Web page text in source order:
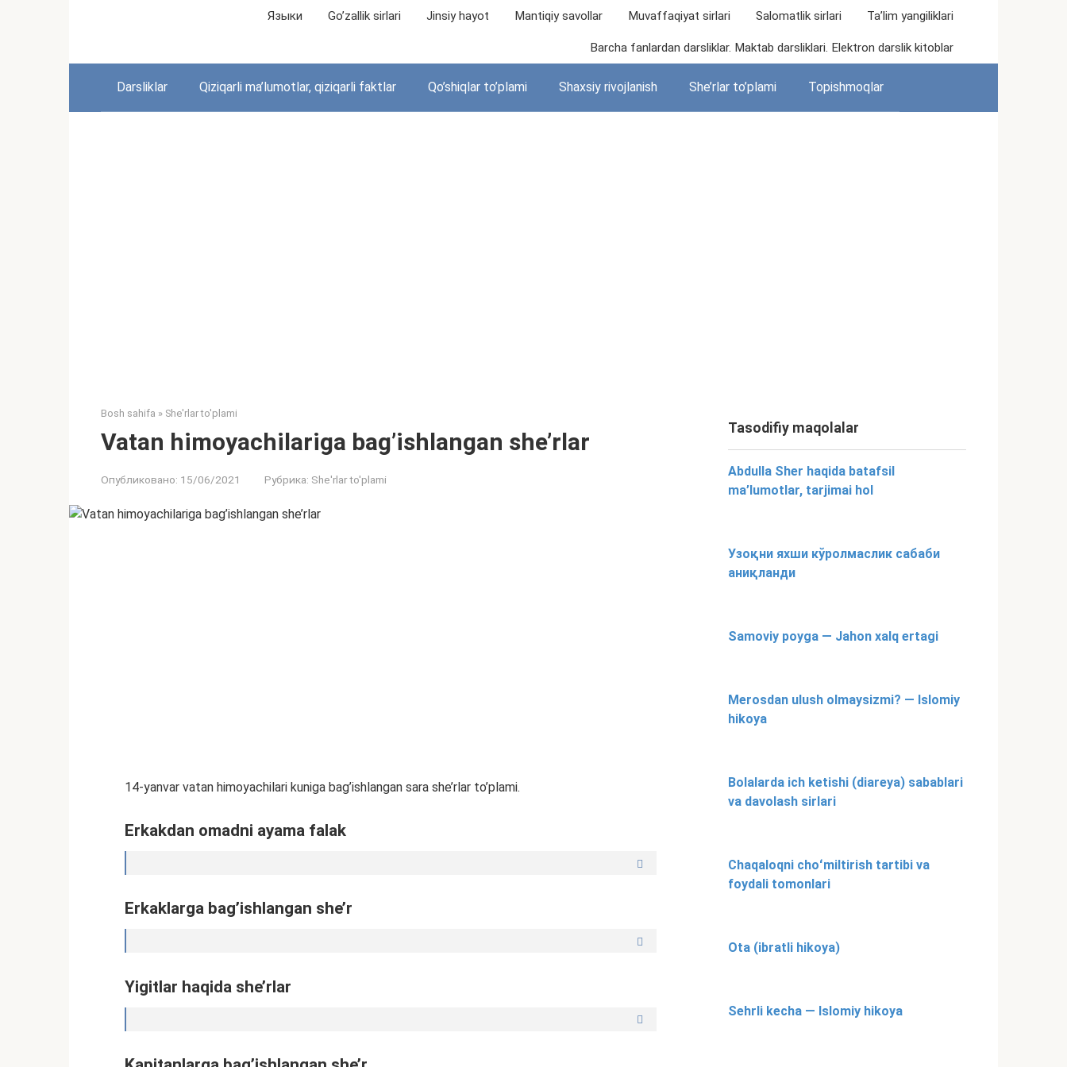
Языки Go’zallik sirlari Jinsiy hayot Mantiqiy savollar Muvaffaqiyat sirlari Salomatlik sirlari Ta’lim yangiliklari
Barcha fanlardan darsliklar. Maktab darsliklari. Elektron darslik kitoblar
Darsliklar Qiziqarli ma’lumotlar, qiziqarli faktlar Qo’shiqlar to’plami Shaxsiy rivojlanish She’rlar to’plami Topishmoqlar
Bosh sahifa » She'rlar to'plami
Vatan himoyachilariga bag’ishlangan she’rlar
Опубликовано: 15/06/2021 Рубрика: She'rlar to'plami
14-yanvar vatan himoyachilari kuniga bag’ishlangan sara she’rlar to’plami.
Erkakdan omadni ayama falak
Erkaklarga bag’ishlangan she’r
Yigitlar haqida she’rlar
Tasodifiy maqolalar
Abdulla Sher haqida batafsil
ma’lumotlar, tarjimai hol
Узоқни яхши кўролмаслик сабаби
аниқланди
Samoviy poyga — Jahon xalq ertagi
Merosdan ulush olmaysizmi? — Islomiy
hikoya
Bolalarda ich ketishi (diareya) sabablari
va davolash sirlari
Chaqaloqni choʻmiltirish tartibi va
foydali tomonlari
Ota (ibratli hikoya)
Sehrli kecha — Islomiy hikoya